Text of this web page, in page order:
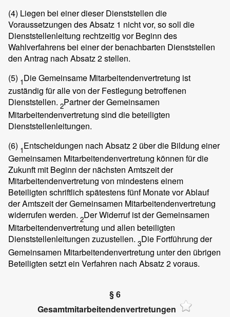
(4) Liegen bei einer dieser Dienststellen die
Voraussetzungen des Absatz 1 nicht vor, so soll die
Dienststellenleitung rechtzeitig vor Beginn des
Wahlverfahrens bei einer der benachbarten Dienststellen
den Antrag nach Absatz 2 stellen.
(5) 1Die Gemeinsame Mitarbeitendenvertretung ist
zuständig für alle von der Festlegung betroffenen
Dienststellen. 2Partner der Gemeinsamen
Mitarbeitendenvertretung sind die beteiligten
Dienststellenleitungen.
(6) 1Entscheidungen nach Absatz 2 über die Bildung einer
Gemeinsamen Mitarbeitendenvertretung können für die
Zukunft mit Beginn der nächsten Amtszeit der
Mitarbeitendenvertretung von mindestens einem
Beteiligten schriftlich spätestens fünf Monate vor Ablauf
der Amtszeit der Gemeinsamen Mitarbeitendenvertretung
widerrufen werden. 2Der Widerruf ist der Gemeinsamen
Mitarbeitendenvertretung und allen beteiligten
Dienststellenleitungen zuzustellen. 3Die Fortführung der
Gemeinsamen Mitarbeitendenvertretung unter den übrigen
Beteiligten setzt ein Verfahren nach Absatz 2 voraus.
§ 6
Gesamtmitarbeitendenvertretungen